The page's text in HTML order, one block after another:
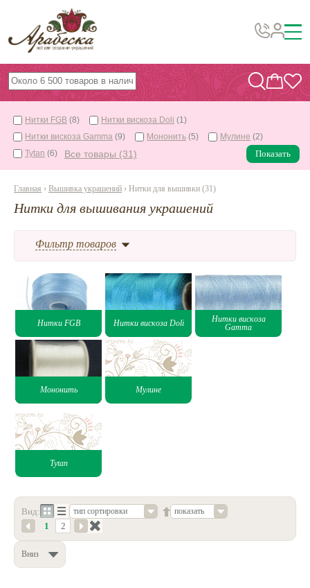
Бусины, подвески, декор
Бисер
Вышивка украшений
Фурнитура
Инструменты и материалы
Эпоксидная смола
Шнуры, ленты, нитки
По темам и сезонам
Бисер TOHO
Нетемнеющая фурнитура
Всё для вышивки
Проволока
Натуральные камни
Каталог
О магазине
Нитки FGB (8) Нитки вискоза Doli (1)
Нитки вискоза Gamma (9) Мононить (5) Мулине (2)
Tytan (6) Все товары (31) Показать
Главная › Вышивка украшений › Нитки для вышивки (31)
Нитки для вышивания украшений
Фильтр товаров
Нитки FGB Нитки вискоза Doli
Нитки вискоза
Gamma
Мононить Мулине
Tytan
Вид: тип сортировки показать
1 2
Вниз